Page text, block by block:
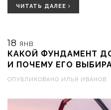
ЧИТАТЬ ДАЛЕЕ
18 ЯНВ
КАКОЙ ФУНДАМЕНТ
И ПОЧЕМУ ЕГО
ОПУБЛИКОВАНО ИЛЬЯ ИВАНОВ